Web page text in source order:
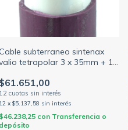
Cable subterraneo sintenax
tetrapolar 3 x 35mm + 1
$61.651,00
12 x$5.137,58 sin interés
$46.238,25 con Transferencia o
depósito